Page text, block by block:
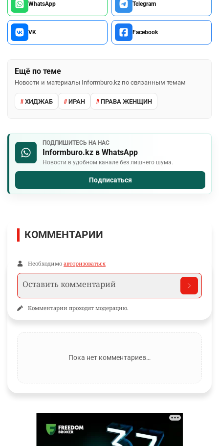
WhatsApp Telegram
VK Facebook
Ещё по теме
Новости и материалы Informburo.kz по связанным темам
ХИДЖАБ ИРАН ПРАВА ЖЕНЩИН
ПОДПИШИТЕСЬ НА НАС
Informburo.kz в WhatsApp
Новости в удобном канале без лишнего шума.
Подписаться
КОММЕНТАРИИ
Необходимо авторизоваться
Комментарии проходят модерацию.
Пока нет комментариев…